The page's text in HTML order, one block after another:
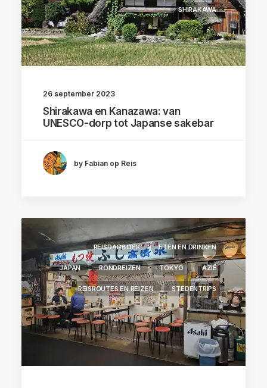
SHIRAKAWA
26 september 2023
Shirakawa en Kanazawa: van
UNESCO-dorp tot Japanse sakebar
by Fabian op Reis
REISDAGBOEK ETEN EN DRINKEN
JAPAN RONDREIZEN TOKYO AZIË
REISROUTES EN REIZEN STEDENTRIPS